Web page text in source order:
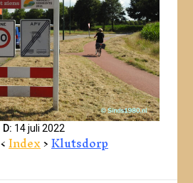
D: 14 juli 2022
<Index>Klutsdorp